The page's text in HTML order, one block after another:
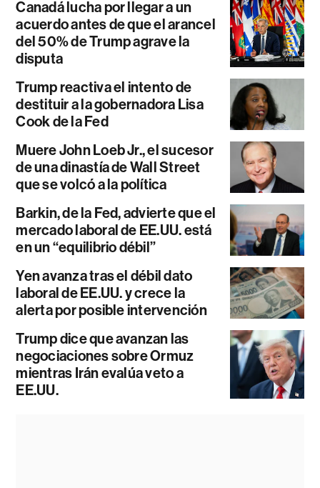
Canadá lucha por llegar a un
acuerdo antes de que el arancel
del 50% de Trump agrave la
disputa
Trump reactiva el intento de
destituir a la gobernadora Lisa
Cook de la Fed
Muere John Loeb Jr., el sucesor
de una dinastía de Wall Street
que se volcó a la política
Barkin, de la Fed, advierte que el
mercado laboral de EE.UU. está
en un “equilibrio débil”
Yen avanza tras el débil dato
laboral de EE.UU. y crece la
alerta por posible intervención
Trump dice que avanzan las
negociaciones sobre Ormuz
mientras Irán evalúa veto a
EE.UU.